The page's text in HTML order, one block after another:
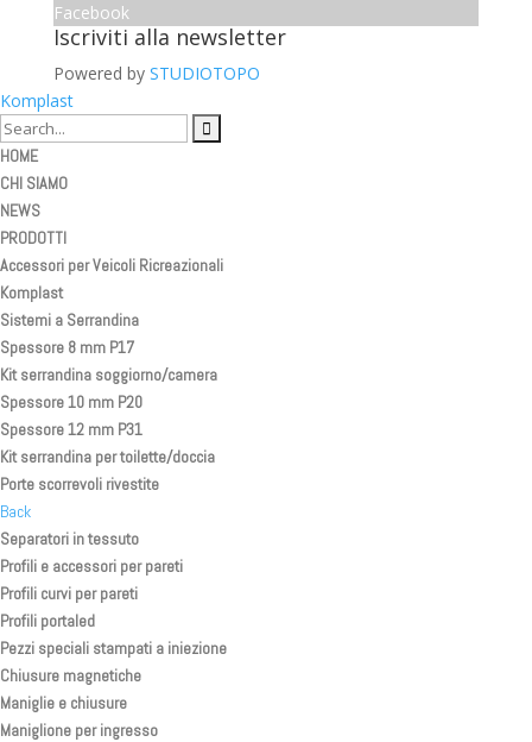
Facebook
Iscriviti alla newsletter
Powered by STUDIOTOPO
Komplast
HOME
CHI SIAMO
NEWS
PRODOTTI
Accessori per Veicoli Ricreazionali
Komplast
Sistemi a Serrandina
Spessore 8 mm P17
Kit serrandina soggiorno/camera
Spessore 10 mm P20
Spessore 12 mm P31
Kit serrandina per toilette/doccia
Porte scorrevoli rivestite
Back
Separatori in tessuto
Profili e accessori per pareti
Profili curvi per pareti
Profili portaled
Pezzi speciali stampati a iniezione
Chiusure magnetiche
Maniglie e chiusure
Maniglione per ingresso